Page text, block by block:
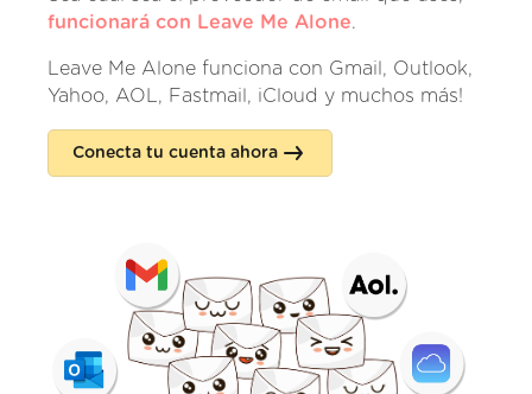
funcionará con Leave Me Alone.
Leave Me Alone funciona con Gmail, Outlook,
Yahoo, AOL, Fastmail, iCloud y muchos más!
Conecta tu cuenta ahora